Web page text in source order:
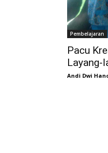
Pembelajaran
Pacu
Layang-
Andi Dwi